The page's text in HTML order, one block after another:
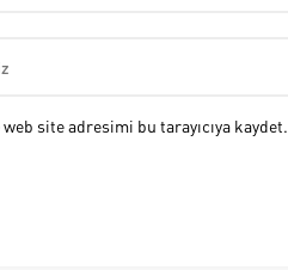
site adresimi bu tarayıcıya kaydet.